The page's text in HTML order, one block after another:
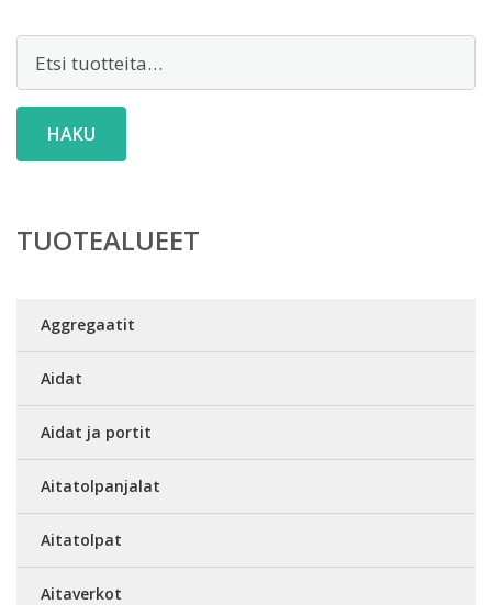
HAKU
TUOTEALUEET
Aggregaatit
Aidat
Aidat ja portit
Aitatolpanjalat
Aitatolpat
Aitaverkot